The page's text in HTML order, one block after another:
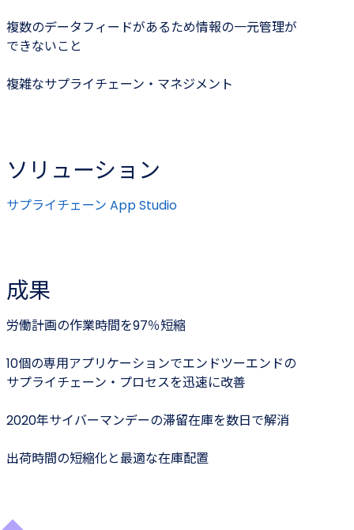
複数のデータフィードがあるため情報の一元管理が
できないこと
複雑なサプライチェーン・マネジメント
ソリューション
サプライチェーン App Studio
成果
労働計画の作業時間を97％短縮
10個の専用アプリケーションでエンドツーエンドの
サプライチェーン・プロセスを迅速に改善
2020年サイバーマンデーの滞留在庫を数日で解消
出荷時間の短縮化と最適な在庫配置